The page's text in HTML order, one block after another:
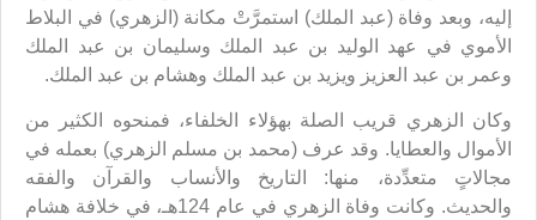
إليه، وبعد وفاة (عبد الملك) استمرَّتْ مكانة (الزهري) في البلاط
الأموي في عهد الوليد بن عبد الملك وسليمان بن عبد الملك
وعمر بن عبد العزيز ويزيد بن عبد الملك وهشام بن عبد الملك.
وكان الزهري قريب الصلة بهؤلاء الخلفاء، فمنحوه الكثير من
الأموال والعطايا. وقد عرف (محمد بن مسلم الزهري) بعمله في
مجالاتٍ متعدِّدة، منها: التاريخ والأنساب والقرآن والفقه
والحديث. وكانت وفاة الزهري في عام 124هـ، في خلافة هشام